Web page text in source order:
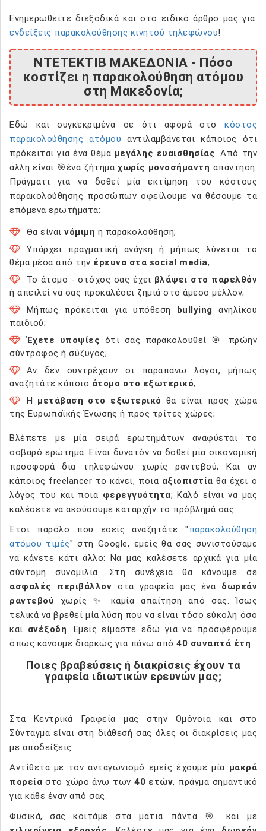
Ενημερωθείτε διεξοδικά και στο ειδικό άρθρο μας για:
ενδείξεις παρακολούθησης κινητού τηλεφώνου!
ΝΤΕΤΕΚΤΙΒ ΜΑΚΕΔΟΝΙΑ - Πόσο
κοστίζει η παρακολούθηση ατόμου
στη Μακεδονία;
Εδώ και συγκεκριμένα σε ότι αφορά στο κόστος
παρακολούθησης ατόμου αντιλαμβάνεται κάποιος ότι
πρόκειται για ένα θέμα μεγάλης ευαισθησίας. Από την
άλλη είναι 🎯ένα ζήτημαχωρίς μονοσήμαντη απάντηση.
Πράγματι για να δοθεί μία εκτίμηση του κόστους
παρακολούθησης προσώπων οφείλουμε να θέσουμε τα
επόμενα ερωτήματα:
Θα είναι νόμιμη η παρακολούθηση;
Υπάρχει πραγματική ανάγκη ή μήπως λύνεται το
θέμα μέσα από την έρευνα στα social media;
Το άτομο - στόχος σας έχει βλάψει στο παρελθόν
ή απειλεί να σας προκαλέσει ζημιά στο άμεσο μέλλον;
Μήπως πρόκειται για υπόθεση bullying
ανηλίκου
παιδιού;
Έχετε υποψίες ότι σας παρακολουθεί 🎯 πρώην
σύντροφος ή σύζυγος;
Αν δεν συντρέχουν οι παραπάνω λόγοι, μήπως
αναζητάτε κάποιο άτομο στο εξωτερικό;
Η μετάβαση στο εξωτερικό θα είναι προς χώρα
της Ευρωπαϊκής Ένωσης ή προς τρίτες χώρες;
Βλέπετε με μία σειρά ερωτημάτων αναφύεται το
σοβαρό ερώτημα: Είναι δυνατόν να δοθεί μία οικονομική
προσφορά δια τηλεφώνου χωρίς ραντεβού; Και αν
κάποιος freelancer το κάνει, ποια αξιοπιστία θα έχει ο
λόγος του και ποια φερεγγυότητα; Καλό είναι να μας
καλέσετε να ακούσουμε καταρχήν το πρόβλημά σας.
Έτσι παρόλο που εσείς αναζητάτε "παρακολούθηση
ατόμου τιμές" στη Google, εμείς θα σας συνιστούσαμε
να κάνετε κάτι άλλο: Να μας καλέσετε αρχικά για μία
σύντομη συνομιλία. Στη συνέχεια θα κάνουμε σε
ασφαλές περιβάλλον στα γραφεία μας ένα δωρεάν
ραντεβού χωρίς ✨ καμία απαίτηση από σας. Ίσως
τελικά να βρεθεί μία λύση που να είναι τόσο εύκολη όσο
και ανέξοδη. Εμείς είμαστε εδώ για να προσφέρουμε
όπως κάνουμε διαρκώς για πάνω από 40 συναπτά έτη.
Ποιες βραβεύσεις ή διακρίσεις έχουν τα
γραφεία ιδιωτικών ερευνών μας;
Στα Κεντρικά Γραφεία μας στην Ομόνοια και στο
Σύνταγμα είναι στη διάθεσή σας όλες οι διακρίσεις μας
με αποδείξεις.
Αντίθετα με τον ανταγωνισμό εμείς έχουμε μία μακρά
πορεία στο χώρο άνω των40 ετών, πράγμα σημαντικό
για κάθε έναν από σας.
Φυσικά, σας κοιτάμε στα μάτια πάντα 🎯 και με